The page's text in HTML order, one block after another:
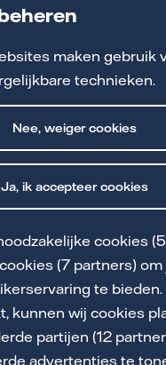
maken gebruik
technieken.
Ja, ik accepteer cookies
Nee, weiger cookies
cookies
(7 partners) om
te bieden.
kunnen wij cookies
partijen (12
advertenties te
over zon curtailment